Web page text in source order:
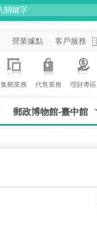
營業據點 客戶服務
集郵業務 代售業務 理財專區
郵政博物館-臺中館